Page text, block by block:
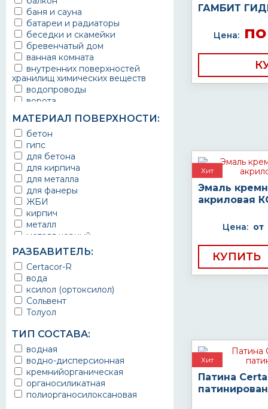
баня и сауна
батареи и радиаторы
беседки и скамейки
бревенчатый дом
ванная комната
внутренних поверхностей
хранилищ химических веществ
водопроводы
ворота
выхлопные системы
автомобилей
газопроводы
гараж
гидротехнические сооружения
городской транспорт
грузовые вагоны
двери металлические
детали двигателей
детали машин
детали механизмов
для бетонных стен
для бордюров
для бытовой техники
для ванны
для веранд
для всех металлических
оснований
для дорог
для камня
для кирпича
для кованой беседки
для крыш
для лестничных клеток
для лодок
МАТЕРИАЛ ПОВЕРХНОСТИ:
бетон
гипс
для бетона
для кирпича
для металла
для фанеры
ЖБИ
кирпич
металл
металл черный
металлические изделия
на шпаклевку
на штукатурку
по бетонному полу
по бетону
по металлу
шпатлевка
РАЗБАВИТЕЛЬ:
Certacor-R
вода
ксилол (ортоксилол)
Сольвент
Толуол
ТИП СОСТАВА:
водная
водно-дисперсионная
кремнийорганическая
органосиликатная
полиорганосилоксановая
ГАМБИТ
Цена:по
Хит
Эмаль
акриловая
Цена: от
КУПИТЬ
Хит
Патина